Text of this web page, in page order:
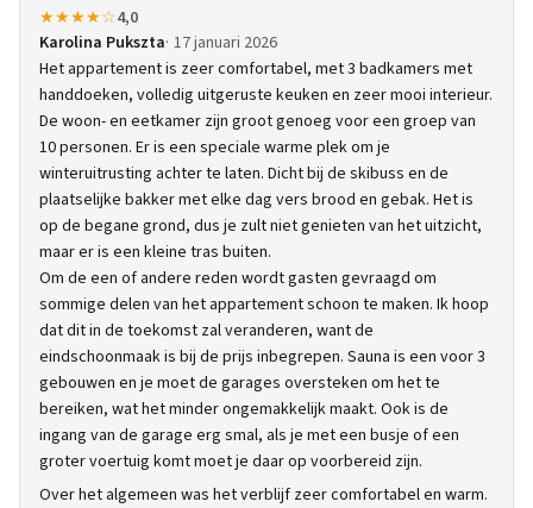
★★★★☆4,0
Karolina Pukszta 17 januari 2026
Het appartement is zeer comfortabel, met 3 badkamers met
handdoeken, volledig uitgeruste keuken en zeer mooi interieur.
De woon- en eetkamer zijn groot genoeg voor een groep van
10 personen. Er is een speciale warme plek om je
winteruitrusting achter te laten. Dicht bij de skibuss en de
plaatselijke bakker met elke dag vers brood en gebak. Het is
op de begane grond, dus je zult niet genieten van het uitzicht,
maar er is een kleine tras buiten.
Om de een of andere reden wordt gasten gevraagd om
sommige delen van het appartement schoon te maken. Ik hoop
dat dit in de toekomst zal veranderen, want de
eindschoonmaak is bij de prijs inbegrepen. Sauna is een voor 3
gebouwen en je moet de garages oversteken om het te
bereiken, wat het minder ongemakkelijk maakt. Ook is de
ingang van de garage erg smal, als je met een busje of een
groter voertuig komt moet je daar op voorbereid zijn.
Over het algemeen was het verblijf zeer comfortabel en warm.